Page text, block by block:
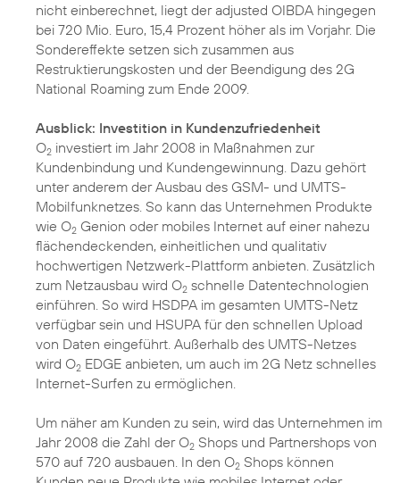
nicht einberechnet, liegt der adjusted OIBDA hingegen
bei 720 Mio. Euro, 15,4 Prozent höher als im Vorjahr. Die
Sondereffekte setzen sich zusammen aus
Restruktierungskosten und der Beendigung des 2G
National Roaming zum Ende 2009.
Ausblick: Investition in Kundenzufriedenheit
O2 investiert im Jahr 2008 in Maßnahmen zur
Kundenbindung und Kundengewinnung. Dazu gehört
unter anderem der Ausbau des GSM- und UMTS-
Mobilfunknetzes. So kann das Unternehmen Produkte
wie O2 Genion oder mobiles Internet auf einer nahezu
flächendeckenden, einheitlichen und qualitativ
hochwertigen Netzwerk-Plattform anbieten. Zusätzlich
zum Netzausbau wird O2 schnelle Datentechnologien
einführen. So wird HSDPA im gesamten UMTS-Netz
verfügbar sein und HSUPA für den schnellen Upload
von Daten eingeführt. Außerhalb des UMTS-Netzes
wird O2 EDGE anbieten, um auch im 2G Netz schnelles
Internet-Surfen zu ermöglichen.
Um näher am Kunden zu sein, wird das Unternehmen im
Jahr 2008 die Zahl der O2 Shops und Partnershops von
570 auf 720 ausbauen. In den O2 Shops können